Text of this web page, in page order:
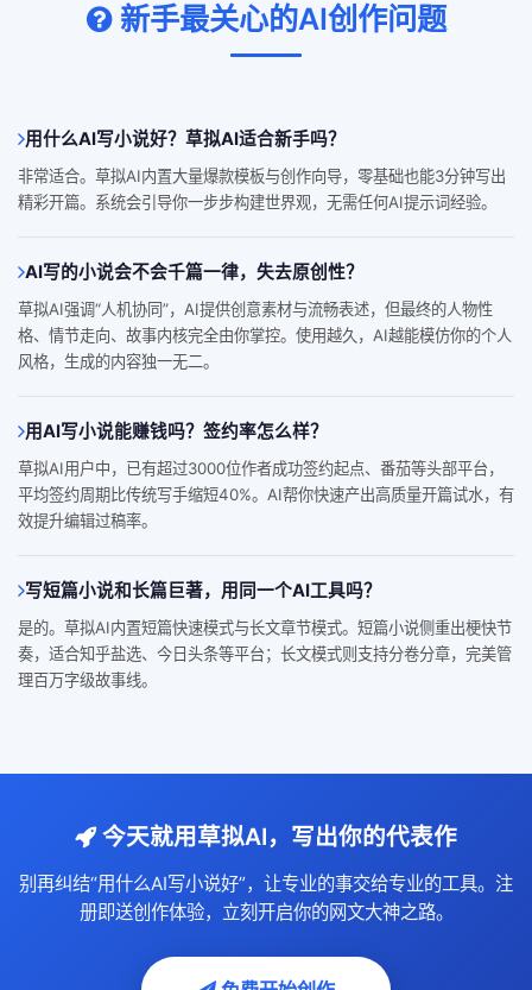
新手最关心的AI创作问题
用什么AI写小说好？草拟AI适合新手吗？
非常适合。草拟AI内置大量爆款模板与创作向导，零基础也能3分钟写出
精彩开篇。系统会引导你一步步构建世界观，无需任何AI提示词经验。
AI写的小说会不会千篇一律，失去原创性？
草拟AI强调“人机协同”，AI提供创意素材与流畅表述，但最终的人物性
格、情节走向、故事内核完全由你掌控。使用越久，AI越能模仿你的个人
风格，生成的内容独一无二。
用AI写小说能赚钱吗？签约率怎么样？
草拟AI用户中，已有超过3000位作者成功签约起点、番茄等头部平台，
平均签约周期比传统写手缩短40%。AI帮你快速产出高质量开篇试水，有
效提升编辑过稿率。
写短篇小说和长篇巨著，用同一个AI工具吗？
是的。草拟AI内置短篇快速模式与长文章节模式。短篇小说侧重出梗快节
奏，适合知乎盐选、今日头条等平台；长文模式则支持分卷分章，完美管
理百万字级故事线。
今天就用草拟AI，写出你的代表作
别再纠结“用什么AI写小说好”，让专业的事交给专业的工具。注
册即送创作体验，立刻开启你的网文大神之路。